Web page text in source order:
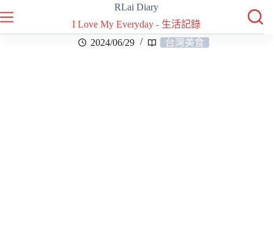
RLai Diary
I Love My Everyday - 生活記錄
2024/06/29
台灣美食